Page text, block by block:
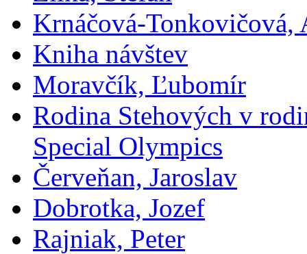
Krnáčová-Tonkovičová,
Kniha návštev
Moravčík, Ľubomír
Rodina Stehových v
Special Olympics
Červeňan, Jaroslav
Dobrotka, Jozef
Rajniak, Peter